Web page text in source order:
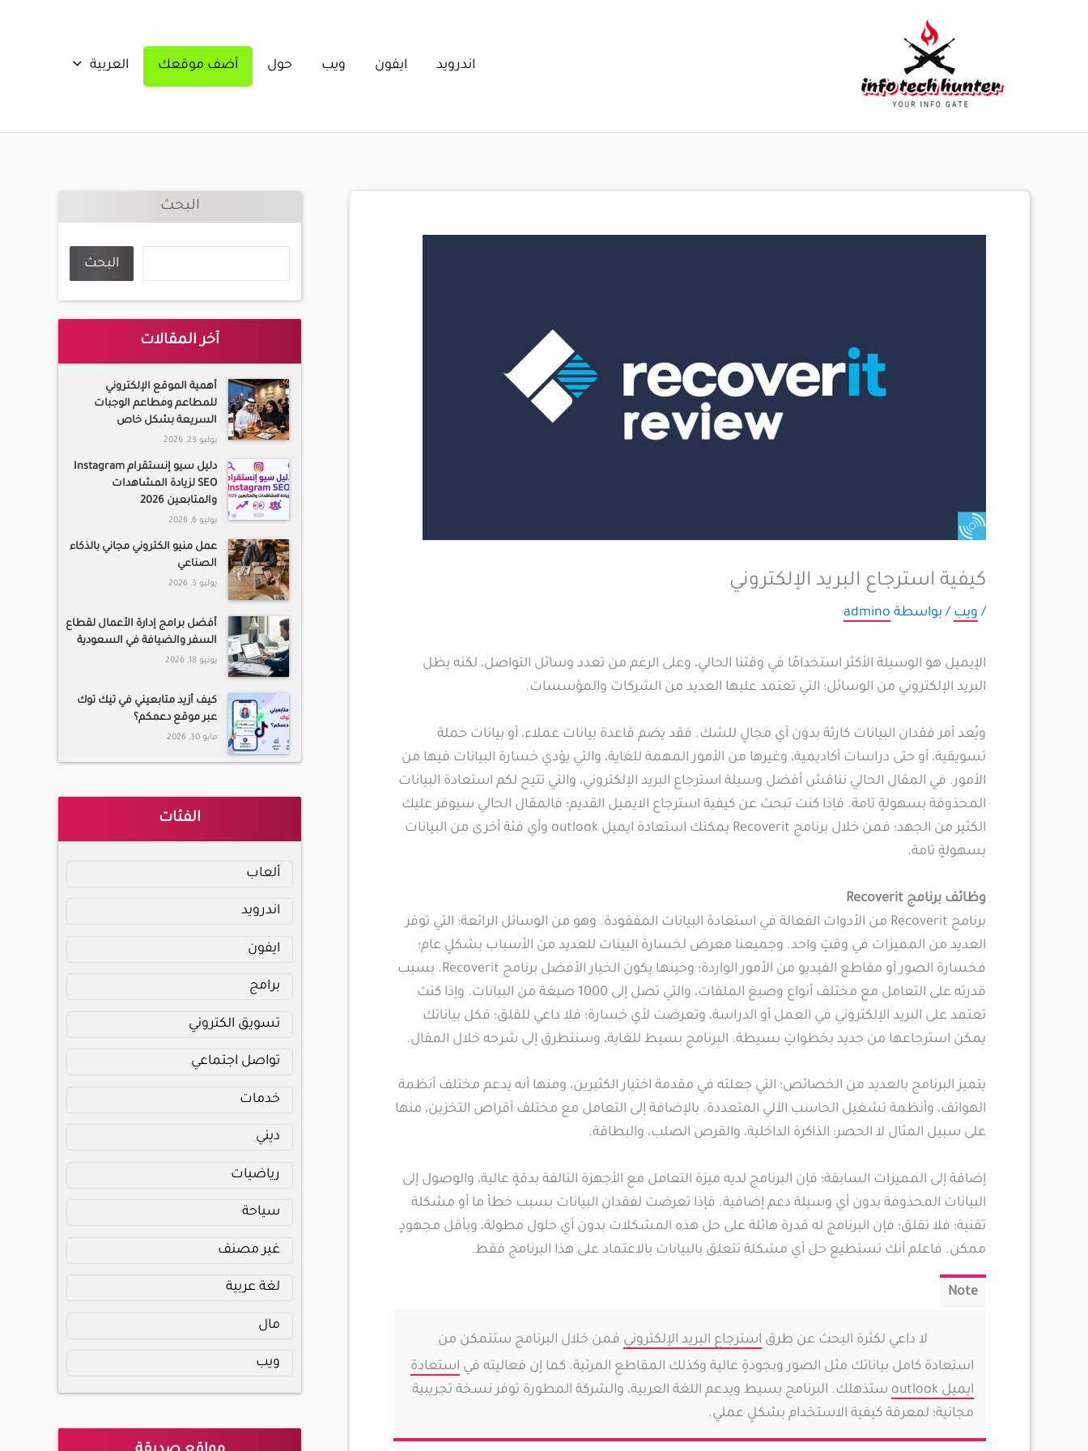
اندرويد ايفون ويب حول أضف موقعك العربية
كيفية استرجاع البريد الإلكتروني
/ ويب / بواسطة admino
الإيميل هو الوسيلة الأكثر استخدامًا في وقتنا الحالي، وعلى الرغم من تعدد وسائل التواصل، لكنه يظل
البريد الإلكتروني من الوسائل؛ التي تعتمد عليها العديد من الشركات والمؤسسات.
ويُعد أمر فقدان البيانات كارثة بدون أي مجالٍ للشك. فقد يضم قاعدة بيانات عملاء، أو بيانات حملة
تسويقية، أو حتى دراسات أكاديمية، وغيرها من الأمور المهمة للغاية، والتي يؤدي خسارة البيانات فيها من
الأمور. في المقال الحالي نناقش أفضل وسيلة استرجاع البريد الإلكتروني، والتي تتيح لكم استعادة البيانات
المحذوفة بسهولةٍ تامة. فإذا كنت تبحث عن كيفية استرجاع الايميل القديم؛ فالمقال الحالي سيوفر عليك
الكثير من الجهد؛ فمن خلال برنامج Recoverit يمكنك استعادة ايميل outlook وأي فئة أخرى من البيانات
بسهولةٍ تامة.
وظائف برنامج Recoverit
برنامج Recoverit من الأدوات الفعالة في استعادة البيانات المفقودة. وهو من الوسائل الرائعة؛ التي توفر
العديد من المميزات في وقتٍ واحد. وجميعنا معرض لخسارة البينات للعديد من الأسباب بشكلٍ عام؛
فخسارة الصور أو مقاطع الفيديو من الأمور الواردة؛ وحينها يكون الخيار الأفضل برنامج Recoverit. بسبب
قدرته على التعامل مع مختلف أنواع وصيغ الملفات، والتي تصل إلى 1000 صيغة من البيانات. وإذا كنت
تعتمد على البريد الإلكتروني في العمل أو الدراسة، وتعرضت لأي خسارة؛ فلا داعي للقلق؛ فكل بياناتك
يمكن استرجاعها من جديد بخطواتٍ بسيطة. البرنامج بسيط للغاية، وسنتطرق إلى شرحه خلال المقال.
يتميز البرنامج بالعديد من الخصائص؛ التي جعلته في مقدمة اختيار الكثيرين، ومنها أنه يدعم مختلف أنظمة
الهواتف، وأنظمة تشغيل الحاسب الآلي المتعددة. بالإضافة إلى التعامل مع مختلف أقراص التخزين، منها
على سبيل المثال لا الحصر: الذاكرة الداخلية، والقرص الصلب، والبطاقة.
إضافة إلى المميزات السابقة؛ فإن البرنامج لديه ميزة التعامل مع الأجهزة التالفة بدقةٍ عالية، والوصول إلى
البيانات المحذوفة بدون أي وسيلة دعم إضافية. فإذا تعرضت لفقدان البيانات بسبب خطأ ما أو مشكلة
تقنية؛ فلا تقلق؛ فإن البرنامج له قدرة هائلة على حل هذه المشكلات بدون أي حلول مطولة، وبأقل مجهودٍ
ممكن. فاعلم أنك تستطيع حل أي مشكلة تتعلق بالبيانات بالاعتماد على هذا البرنامج فقط.
لا داعي لكثرة البحث عن طرق استرجاع البريد الإلكتروني فمن خلال البرنامج ستتمكن من
استعادة كامل بياناتك مثل الصور وبجودةٍ عالية وكذلك المقاطع المرئية. كما إن فعاليته في استعادة
ايميل outlook
ستذهلك. البرنامج بسيط ويدعم اللغة العربية، والشركة المطورة توفر نسخة تجريبية
مجانية؛ لمعرفة كيفية الاستخدام بشكلٍ عملي.
البحث
البحث
آخر المقالات
أهمية الموقع الإلكتروني
للمطاعم ومطاعم الوجبات
السريعة بشكل خاص
يوليو 23, 2026
دليل سيو إنستقرام Instagram
SEO لزيادة المشاهدات
والمتابعين 2026
يوليو 6, 2026
عمل منيو الكتروني مجاني بالذكاء
الصناعي
يوليو 3, 2026
أفضل برامج إدارة الأعمال لقطاع
السفر والضيافة في السعودية
يونيو 18, 2026
كيف أزيد متابعيني في تيك توك
عبر موقع دعمكم؟
مايو 30, 2026
الفئات
ألعاب
اندرويد
ايفون
برامج
تسويق الكتروني
تواصل اجتماعي
خدمات
ديني
رياضيات
سياحة
غير مصنف
لغة عربية
مال
ويب